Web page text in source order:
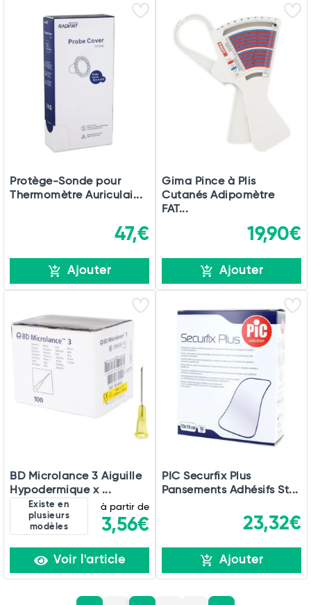
Protège-Sonde pour
Thermomètre Auriculai...
47,€
Ajouter
Gima Pince à Plis
Cutanés Adipomètre
FAT...
19,90€
Ajouter
BD Microlance 3 Aiguille
Hypodermique x ...
Existe en
plusieurs
modèles
à partir de
3,56€
Voir l'article
PIC Securfix Plus
Pansements Adhésifs St...
23,32€
Ajouter